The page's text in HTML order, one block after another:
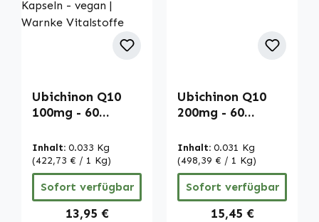
Ubichinon Q10
100mg - 60
schluckfreundlich
- Coenzym -
CoQ10 Kapseln -
vegan | Warnke
Vitalstoffe
Inhalt: 0.033 Kg
(422,73 € / 1 Kg)
Sofort verfügbar
Regulärer Preis:
13,95 €
Ubichinon Q10
200mg - 60
schluckfreundlich
| Warnke
Vitalstoffe
Inhalt: 0.031 Kg
(498,39 € / 1 Kg)
Sofort verfügbar
Regulärer Preis:
15,45 €